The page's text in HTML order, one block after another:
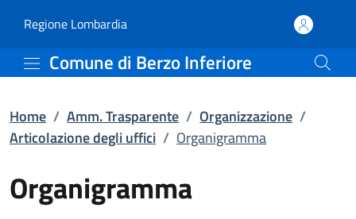
Organigramma |
Regione Lombardia(apre in un'altra scheda).
Comune di Berzo Inferiore
Home / Amm. Trasparente / Organizzazione /
Articolazione degli uffici / Organigramma
Organigramma